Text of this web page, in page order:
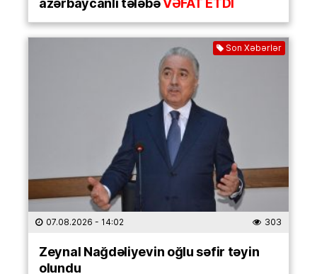
Son Xəbərlər
07.08.2026 - 14:02 303
Zeynal Nağdəliyevin oğlu səfir təyin
olundu